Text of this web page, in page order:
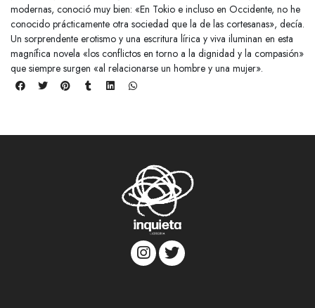
modernas, conoció muy bien: «En Tokio e incluso en Occidente, no he
conocido prácticamente otra sociedad que la de las cortesanas», decía.
Un sorprendente erotismo y una escritura lírica y viva iluminan en esta
magnífica novela «los conflictos en torno a la dignidad y la compasión»
que siempre surgen «al relacionarse un hombre y una mujer».